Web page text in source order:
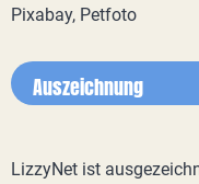
Pixabay, Petfoto
Auszeichnung
LizzyNet ist